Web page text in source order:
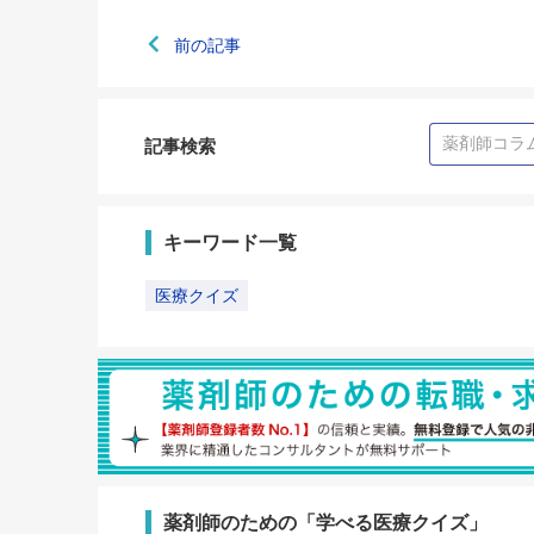
前の記事
記事検索
キーワード一覧
医療クイズ
薬剤師のための「学べる医療クイズ」